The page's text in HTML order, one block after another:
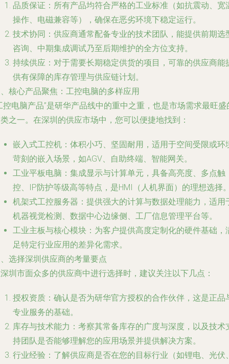
品质保证 ：所有产品均符合严格的工业标准（如抗震动、宽
操作、电磁兼容等），确保在恶劣环境下稳定运行。
技术协同 ：供应商通常配备专业的技术团队，能提供前期选
咨询、中期集成调试乃至后期维护的全方位支持。
持续供应 ：对于需要长期稳定供货的项目，可靠的供应商能
供有保障的库存管理与供应链计划。
核心产品聚焦：工控电脑的多样应用
控电脑产品”是研华产品线中的重中之重，也是市场需求最旺盛
之一。在深圳的供应市场中，您可以便捷地找到：
嵌入式工控机 ：体积小巧、坚固耐用，适用于空间受限或环
苛刻的嵌入场景，如AGV、自助终端、智能网关。
工业平板电脑 ：集成显示与计算单元，具备高亮度、多点触
控、IP防护等级高等特点，是HMI（人机界面）的理想选择
机架式工控服务器 ：提供强大的计算与数据处理能力，适用
机器视觉检测、数据中心边缘侧、工厂信息管理平台等。
工业主板与核心模块 ：为客户提供高度定制化的硬件基础，
足特定行业应用的差异化需求。
选择深圳供应商的考量要点
圳市面众多的供应商中进行选择时，建议关注以下几点：
授权资质 ：确认是否为研华官方授权的合作伙伴，这是正品
专业服务的基础。
库存与技术能力 ：考察其常备库存的广度与深度，以及技术
持团队是否能够理解您的应用场景并提供解决方案。
行业经验 ：了解供应商是否在您的目标行业（如锂电、光伏